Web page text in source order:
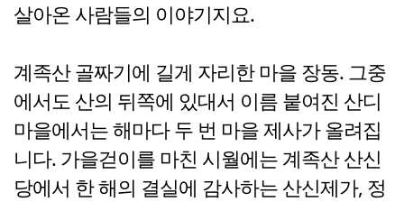
살아온 사람들의 이야기지요.
계족산 골짜기에 길게 자리한 마을 장동. 그중
에서도 산의 뒤쪽에 있대서 이름 붙여진 산디
마을에서는 해마다 두 번 마을 제사가 올려집
니다. 가을걷이를 마친 시월에는 계족산 산신
당에서 한 해의 결실에 감사하는 산신제가, 정